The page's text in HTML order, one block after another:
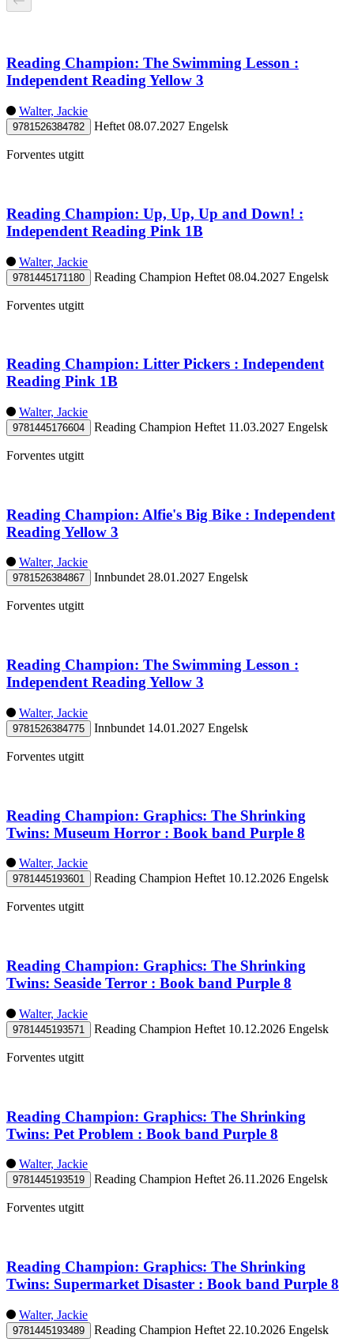
Reading Champion: The Swimming Lesson :
Independent Reading Yellow 3
Walter, Jackie
9781526384782 Heftet 08.07.2027 Engelsk
Forventes utgitt
Reading Champion: Up, Up, Up and Down! :
Independent Reading Pink 1B
Walter, Jackie
9781445171180 Reading Champion Heftet 08.04.2027 Engelsk
Forventes utgitt
Reading Champion: Litter Pickers : Independent
Reading Pink 1B
Walter, Jackie
9781445176604 Reading Champion Heftet 11.03.2027 Engelsk
Forventes utgitt
Reading Champion: Alfie's Big Bike : Independent
Reading Yellow 3
Walter, Jackie
9781526384867 Innbundet 28.01.2027 Engelsk
Forventes utgitt
Reading Champion: The Swimming Lesson :
Independent Reading Yellow 3
Walter, Jackie
9781526384775 Innbundet 14.01.2027 Engelsk
Forventes utgitt
Reading Champion: Graphics: The Shrinking
Twins: Museum Horror : Book band Purple 8
Walter, Jackie
9781445193601 Reading Champion Heftet 10.12.2026 Engelsk
Forventes utgitt
Reading Champion: Graphics: The Shrinking
Twins: Seaside Terror : Book band Purple 8
Walter, Jackie
9781445193571 Reading Champion Heftet 10.12.2026 Engelsk
Forventes utgitt
Reading Champion: Graphics: The Shrinking
Twins: Pet Problem : Book band Purple 8
Walter, Jackie
9781445193519 Reading Champion Heftet 26.11.2026 Engelsk
Forventes utgitt
Reading Champion: Graphics: The Shrinking
Twins: Supermarket Disaster : Book band Purple 8
Walter, Jackie
9781445193489 Reading Champion Heftet 22.10.2026 Engelsk